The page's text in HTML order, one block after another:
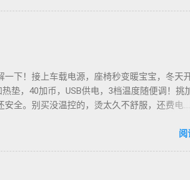
更有味！
下！接上车载电源，座椅秒变暖宝宝，冬天
垫，40加币，USB供电，3档温度随便调！挑
全。别买没温控的，烫太久不舒服，还费电
冻，安全又舒服。冬天停车后收好垫子，别
，出行更舒心！
阅